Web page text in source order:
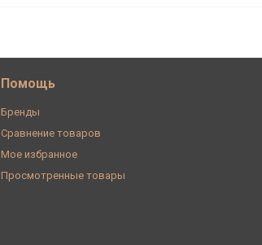
Помощь
Бренды
Сравнение товаров
Мое избранное
Просмотренные товары